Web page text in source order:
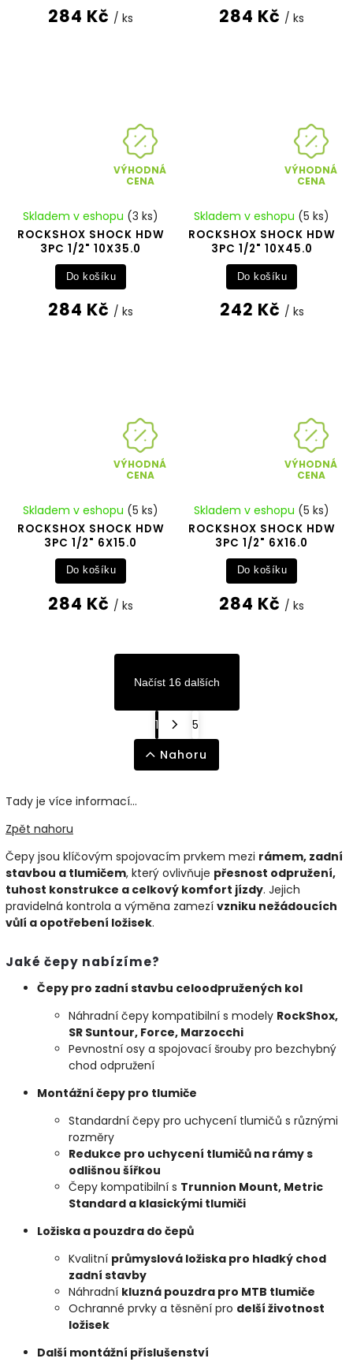
284 Kč / ks 284 Kč / ks
VÝHODNÁ
CENA
ROCKSHOX SHOCK HDW
3PC 1/2" 10X35.0
Skladem v eshopu (3 ks)
284 Kč / ks
Do košíku
VÝHODNÁ
CENA
ROCKSHOX SHOCK HDW
3PC 1/2" 10X45.0
Skladem v eshopu (5 ks)
242 Kč / ks
Do košíku
VÝHODNÁ
CENA
ROCKSHOX SHOCK HDW
3PC 1/2" 6X15.0
Skladem v eshopu (5 ks)
284 Kč / ks
Do košíku
VÝHODNÁ
CENA
ROCKSHOX SHOCK HDW
3PC 1/2" 6X16.0
Skladem v eshopu (5 ks)
284 Kč / ks
Do košíku
Načíst 16 dalších
1
5
Nahoru
Tady je více informací...
Zpět nahoru
Čepy jsou klíčovým spojovacím prvkem mezi rámem, zadní
stavbou a tlumičem, který ovlivňuje přesnost odpružení,
tuhost konstrukce a celkový komfort jízdy. Jejich
pravidelná kontrola a výměna zamezí vzniku nežádoucích
vůlí a opotřebení ložisek.
Jaké čepy nabízíme?
Čepy pro zadní stavbu celoodpružených kol
Náhradní čepy kompatibilní s modely RockShox,
SR Suntour, Force, Marzocchi
Pevnostní osy a spojovací šrouby pro bezchybný
chod odpružení
Montážní čepy pro tlumiče
Standardní čepy pro uchycení tlumičů s různými
rozměry
Redukce pro uchycení tlumičů na rámy s
odlišnou šířkou
Čepy kompatibilní s Trunnion Mount, Metric
Standard a klasickými tlumiči
Ložiska a pouzdra do čepů
Kvalitní průmyslová ložiska pro hladký chod
zadní stavby
Náhradní kluzná pouzdra pro MTB tlumiče
Ochranné prvky a těsnění pro delší životnost
ložisek
Další montážní příslušenství